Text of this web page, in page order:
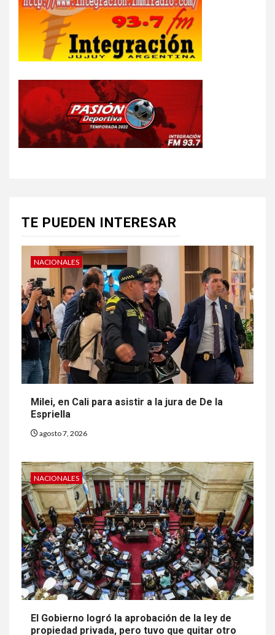
TE PUEDEN INTERESAR
NACIONALES
Milei, en Cali para asistir a la jura de De la
Espriella
agosto 7, 2026
NACIONALES
El Gobierno logró la aprobación de la ley de
propiedad privada, pero tuvo que quitar otro